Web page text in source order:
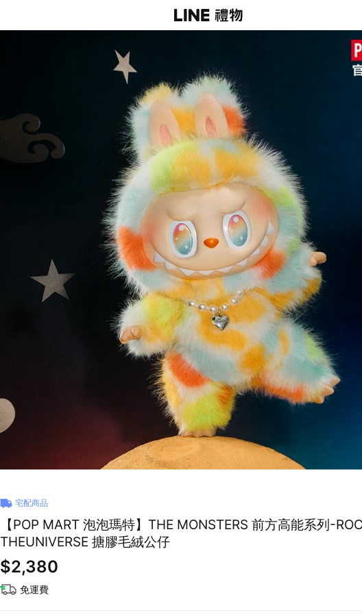
宅配商品
【POP MART 泡泡瑪特】THE MONSTERS 前方高能系列-
THEUNIVERSE 搪膠毛絨公仔
$2,380
免運費